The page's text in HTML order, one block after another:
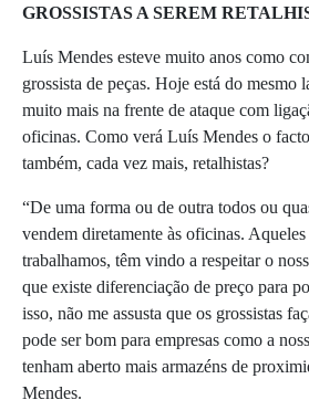
GROSSISTAS A SEREM
Luís Mendes esteve muito anos como
grossista de peças. Hoje está do mesmo
muito mais na frente de ataque com
oficinas. Como verá Luís Mendes o
também, cada vez mais, retalhistas?
“De uma forma ou de outra todos ou
vendem diretamente às oficinas.
trabalhamos, têm vindo a respeitar o
que existe diferenciação de preço para
isso, não me assusta que os grossistas
pode ser bom para empresas como a
tenham aberto mais armazéns de
Mendes.